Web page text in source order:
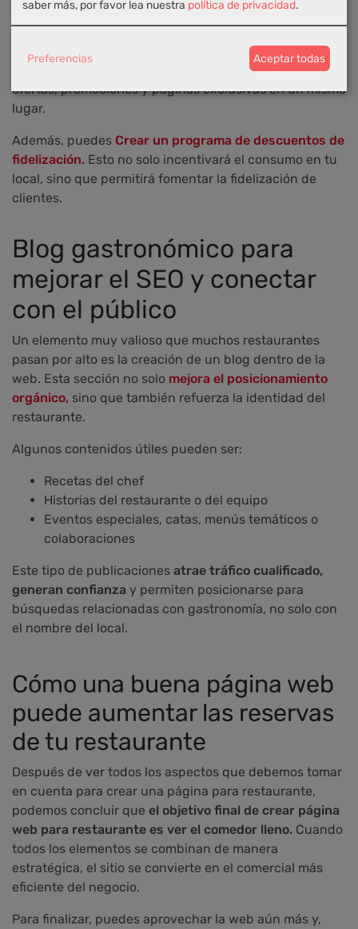
Una página web es el lugar perfecto para lanzar
campañas; por ello, contar con un sistema que permita
crear páginas exclusivas para una promoción concreta
es lo ideal. De esta manera, podrás gestionar todas las
ofertas, promociones y páginas exclusivas en un mismo
lugar.
Además, puedes Crear un programa de descuentos de
fidelización. Esto no solo incentivará el consumo en tu
local, sino que permitirá fomentar la fidelización de
clientes.
Blog gastronómico para
mejorar el SEO y conectar
con el público
Un elemento muy valioso que muchos restaurantes
pasan por alto es la creación de un blog dentro de la
web. Esta sección no solo mejora el posicionamiento
orgánico, sino que también refuerza la identidad del
restaurante.
Algunos contenidos útiles pueden ser:
Recetas del chef
Historias del restaurante o del equipo
Eventos especiales, catas, menús temáticos o
colaboraciones
Este tipo de publicaciones atrae tráfico cualificado,
generan confianza y permiten posicionarse para
búsquedas relacionadas con gastronomía, no solo con
el nombre del local.
Cómo una buena página web
puede aumentar las reservas
de tu restaurante
Después de ver todos los aspectos que debemos tomar
en cuenta para crear una página para restaurante,
podemos concluir que el objetivo final de crear página
web para restaurante es ver el comedor lleno. Cuando
todos los elementos se combinan de manera
estratégica, el sitio se convierte en el comercial más
eficiente del negocio.
Para finalizar, puedes aprovechar la web aún más y,
saber más, por favor lea nuestra política de privacidad.
Preferencias Aceptar todas